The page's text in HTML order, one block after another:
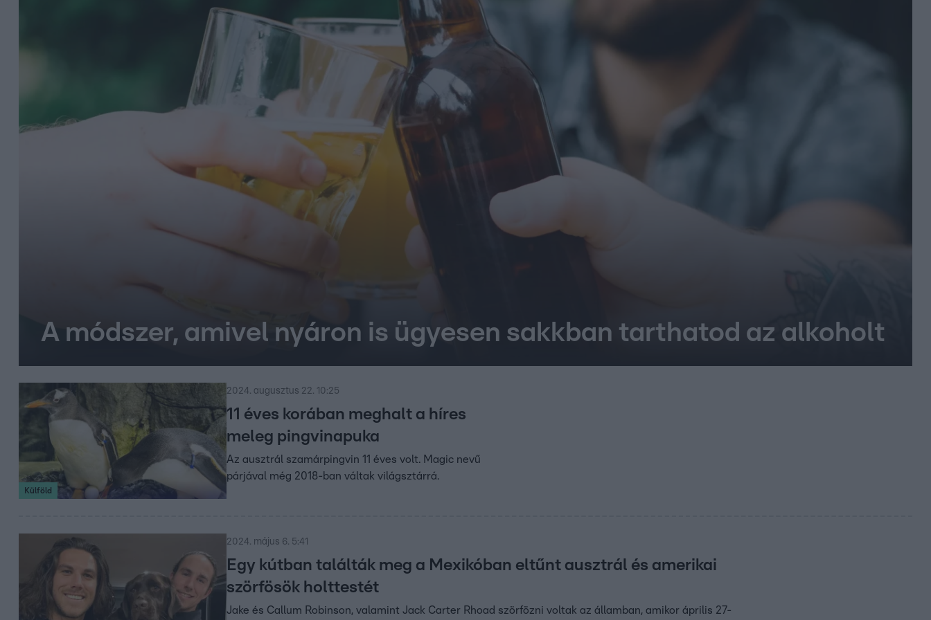
A módszer, amivel nyáron is ügyesen sakkban tarthatod az alkoholt
Külföld
2024. augusztus 22. 10:25
11 éves korában meghalt a híres
meleg pingvinapuka
Az ausztrál szamárpingvin 11 éves volt. Magic nevű
párjával még 2018-ban váltak világsztárrá.
2024. május 6. 5:41
Egy kútban találták meg a Mexikóban eltűnt ausztrál és amerikai
szörfösök holttestét
Jake és Callum Robinson, valamint Jack Carter Rhoad szörfözni voltak az államban, amikor április 27-